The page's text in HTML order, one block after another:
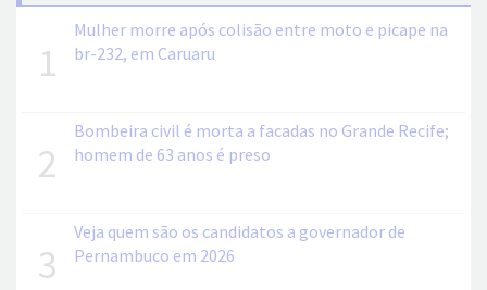
1
Mulher morre após colisão entre moto e picape na
br-232, em Caruaru
2
Bombeira civil é morta a facadas no Grande Recife;
homem de 63 anos é preso
3
Veja quem são os candidatos a governador de
Pernambuco em 2026